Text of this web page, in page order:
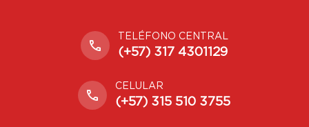
TELÉFONO CENTRAL
(+57) 317 4301129
CELULAR
(+57) 315 510 3755